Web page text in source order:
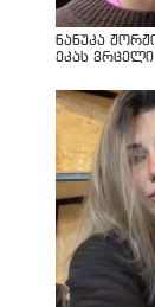
ნანუკა
ეკას